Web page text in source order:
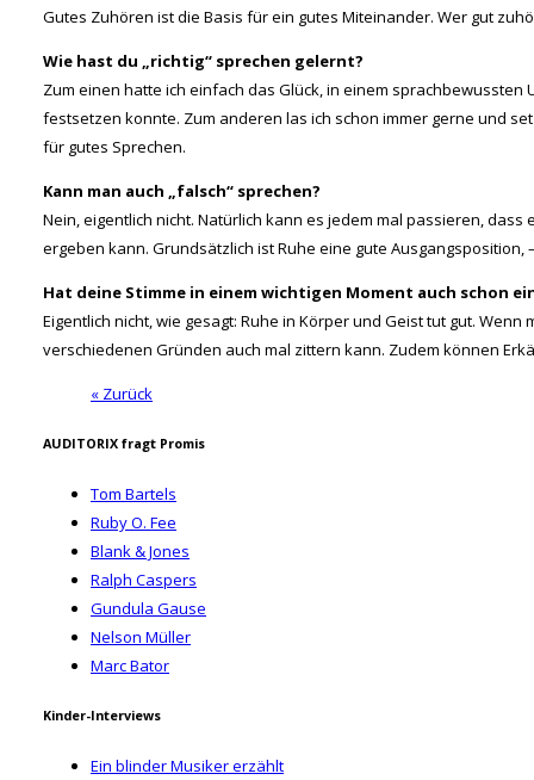
Gutes Zuhören ist die Basis für ein gutes Miteinander. Wer gut
Wie hast du „richtig“ sprechen gelernt?
Zum einen hatte ich einfach das Glück, in einem
festsetzen konnte. Zum anderen las ich schon immer gerne und
für gutes Sprechen.
Kann man auch „falsch“ sprechen?
Nein, eigentlich nicht. Natürlich kann es jedem mal passieren,
ergeben kann. Grundsätzlich ist Ruhe eine gute Ausgangsposition,
Hat deine Stimme in einem wichtigen Moment auch schon
Eigentlich nicht, wie gesagt: Ruhe in Körper und Geist tut gut.
verschiedenen Gründen auch mal zittern kann. Zudem können
« Zurück
AUDITORIX fragt Promis
Tom Bartels
Ruby O. Fee
Blank & Jones
Ralph Caspers
Gundula Gause
Nelson Müller
Marc Bator
Kinder-Interviews
Ein blinder Musiker erzählt